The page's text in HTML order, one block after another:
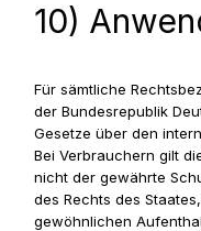
10)
Für sämtliche
der Bundesrepublik
Gesetze über den
Bei Verbrauchern gilt
nicht der gewährte
des Rechts des
gewöhnlichen